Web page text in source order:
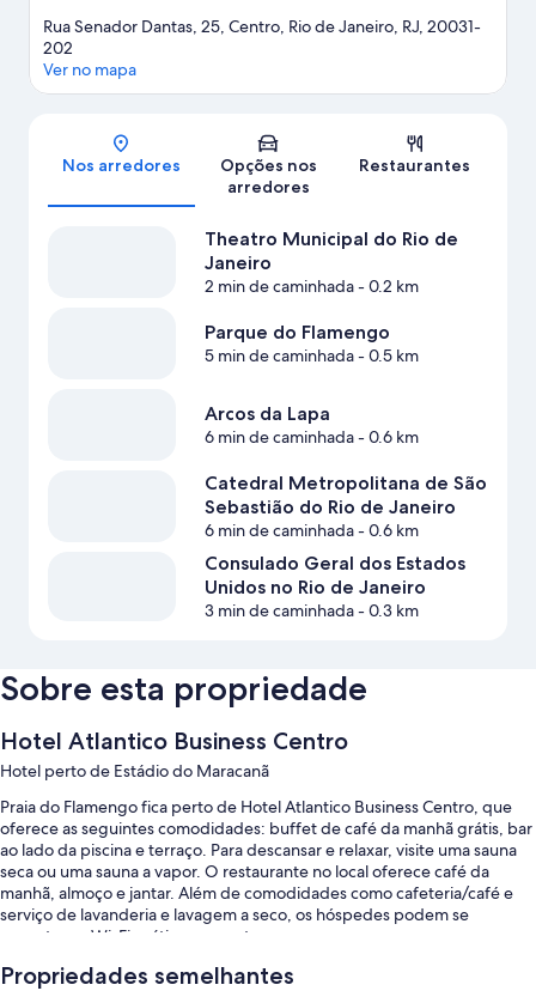
Rua Senador Dantas, 25, Centro, Rio de Janeiro, RJ, 20031-
202
Ver no mapa
Nos arredores
Opções nos
arredores
Restaurantes
Theatro Municipal do Rio de
Janeiro
2 min de caminhada- 0.2 km
Parque do Flamengo
5 min de caminhada- 0.5 km
Arcos da Lapa
6 min de caminhada- 0.6 km
Catedral Metropolitana de São
Sebastião do Rio de Janeiro
6 min de caminhada- 0.6 km
Consulado Geral dos Estados
Unidos no Rio de Janeiro
3 min de caminhada- 0.3 km
Sobre esta propriedade
Hotel Atlantico Business Centro
Hotel perto de Estádio do Maracanã
Praia do Flamengo fica perto de Hotel Atlantico Business Centro, que
oferece as seguintes comodidades: buffet de café da manhã grátis, bar
ao lado da piscina e terraço. Para descansar e relaxar, visite uma sauna
seca ou uma sauna a vapor. O restaurante no local oferece café da
manhã, almoço e jantar. Além de comodidades como cafeteria/café e
serviço de lavanderia e lavagem a seco, os hóspedes podem se
conectar ao Wi-Fi grátis nos quartos.
Outros benefícios são:
Propriedades semelhantes